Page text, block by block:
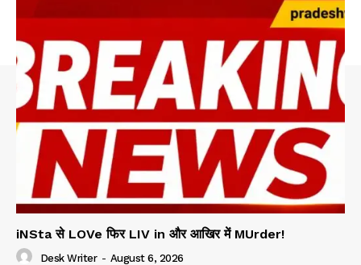
iNSta से LOVe फिर LIV in और आखिर में MUrder!
Desk Writer - August 6, 2026